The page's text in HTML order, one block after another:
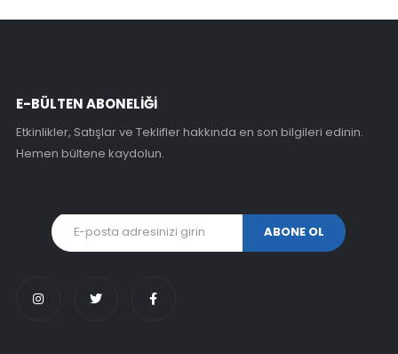
E-BÜLTEN ABONELİĞİ
Etkinlikler, Satışlar ve Teklifler hakkında en son bilgileri edinin.
Hemen bültene kaydolun.